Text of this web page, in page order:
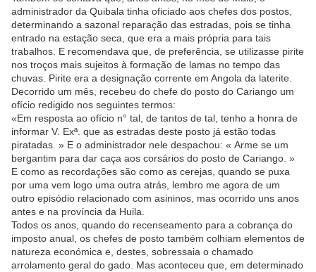
administrador da Quibala tinha oficiado aos chefes dos postos,
determinando a sazonal reparação das estradas, pois se tinha
entrado na estação seca, que era a mais própria para tais
trabalhos. E recomendava que, de preferência, se utilizasse pirite
nos troços mais sujeitos à formação de lamas no tempo das
chuvas. Pirite era a designação corrente em Angola da laterite.
Decorrido um mês, recebeu do chefe do posto do Cariango um
ofício redigido nos seguintes termos:
«Em resposta ao ofício n° tal, de tantos de tal, tenho a honra de
informar V. Exª. que as estradas deste posto já estão todas
piratadas. » E o administrador nele despachou: « Arme se um
bergantim para dar caça aos corsários do posto de Cariango. »
E como as recordações são como as cerejas, quando se puxa
por uma vem logo uma outra atrás, lembro me agora de um
outro episódio relacionado com asininos, mas ocorrido uns anos
antes e na província da Huila.
Todos os anos, quando do recenseamento para a cobrança do
imposto anual, os chefes de posto também colhiam elementos de
natureza económica e, destes, sobressaia o chamado
arrolamento geral do gado. Mas aconteceu que, em determinado